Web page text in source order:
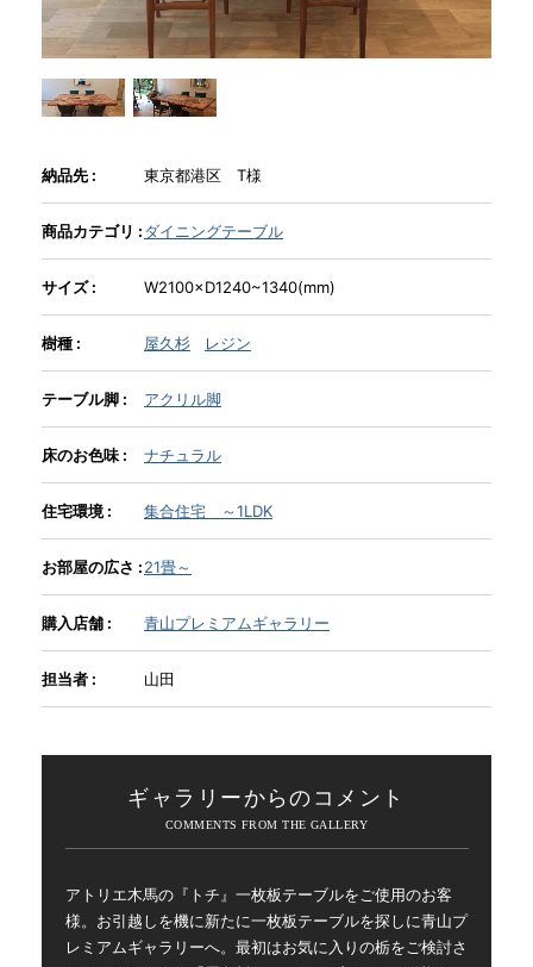
イベント
WEBカタログ
全商品一覧
新入荷情報
納品事例
INFORMATION
MOKUBA CHANNEL
よくあるご質問
お問い合わせ
納品先 : 東京都港区 T様
商品カテゴリ :ダイニングテーブル
サイズ : W2100×D1240~1340(mm)
樹種 : 屋久杉 レジン
テーブル脚 : アクリル脚
床のお色味 : ナチュラル
住宅環境 : 集合住宅 ～1LDK
お部屋の広さ :21畳～
購入店舗 : 青山プレミアムギャラリー
担当者 : 山田
ギャラリーからのコメント
アトリエ木馬の『トチ』一枚板テーブルをご使用のお客
様。お引越しを機に新たに一枚板テーブルを探しに青山プ
レミアムギャラリーへ。最初はお気に入りの栃をご検討さ